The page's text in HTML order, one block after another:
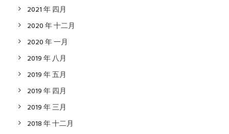
2021 年 四月
2020 年 十二月
2020 年 一月
2019 年 八月
2019 年 五月
2019 年 四月
2019 年 三月
2018 年 十二月